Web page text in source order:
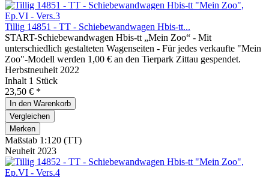
Tillig 14851 - TT - Schiebewandwagen Hbis-tt...
START-Schiebewandwagen Hbis-tt „Mein Zoo“ - Mit
unterschiedlich gestalteten Wagenseiten - Für jedes verkaufte "Mein
Zoo"-Modell werden 1,00 € an den Tierpark Zittau gespendet.
Herbstneuheit 2022
Inhalt 1 Stück
23,50 € *
In den Warenkorb
Vergleichen
Merken
Maßstab 1:120 (TT)
Neuheit 2023